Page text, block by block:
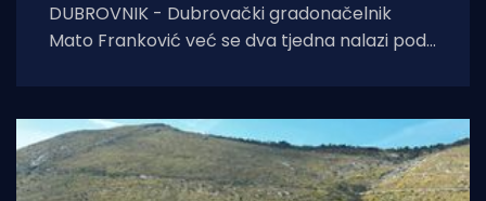
DUBROVNIK - Dubrovački gradonačelnik
Mato Franković već se dva tjedna nalazi pod